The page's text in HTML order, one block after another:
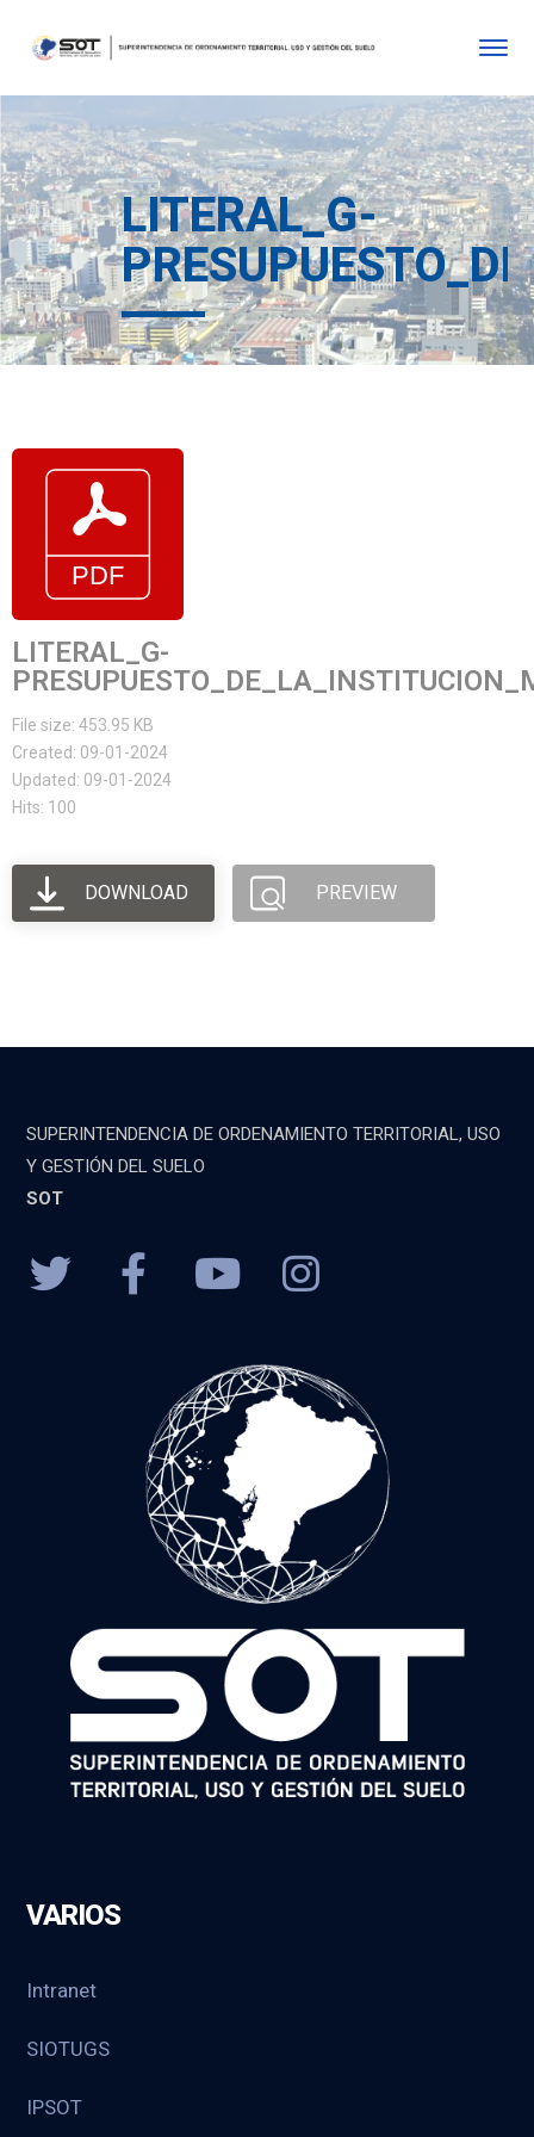
LITERAL_G-
LITERAL_G-
File size: 453.95 KB
Created: 09-01-2024
Updated: 09-01-2024
Hits: 100
DOWNLOAD PREVIEW
SUPERINTENDENCIA DE ORDENAMIENTO TERRITORIAL, USO
Y GESTIÓN DEL SUELO
SOT
VARIOS
Intranet
SIOTUGS
IPSOT